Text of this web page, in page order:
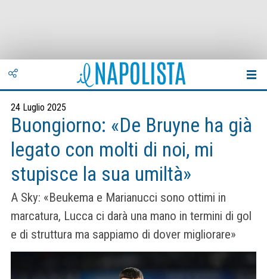
24 Luglio 2025
Buongiorno: «De Bruyne ha già
legato con molti di noi, mi
stupisce la sua umiltà»
A Sky: «Beukema e Marianucci sono ottimi in
marcatura, Lucca ci darà una mano in termini di gol
e di struttura ma sappiamo di dover migliorare»